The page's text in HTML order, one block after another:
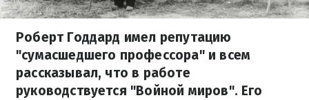
Роберт Годдард имел репутацию
"сумасшедшего профессора" и всем
рассказывал, что в работе
руководствуется "Войной миров". Его